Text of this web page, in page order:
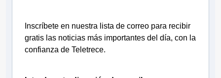
Inscríbete en nuestra lista de correo para recibir
gratis las noticias más importantes del día, con la
confianza de Teletrece.